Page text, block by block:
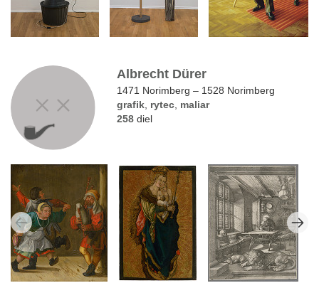
Albrecht Dürer
1471 Norimberg – 1528 Norimberg
grafik rytec maliar
258 diel